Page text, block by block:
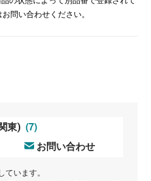
問い合わせください。
東) (7)
お問い合わせ
ています。